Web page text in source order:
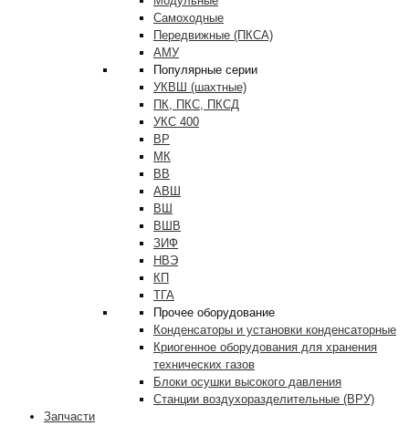
Самоходные
Передвижные (ПКСА)
АМУ
Популярные серии
УКВШ (шахтные)
ПК, ПКС, ПКСД
УКС 400
ВР
МК
ВВ
АВШ
ВШ
ВШВ
ЗИФ
НВЭ
КП
ТГА
Прочее оборудование
Конденсаторы и установки конденсаторные
Криогенное оборудования для хранения
технических газов
Блоки осушки высокого давления
Станции воздухоразделительные (ВРУ)
Запчасти